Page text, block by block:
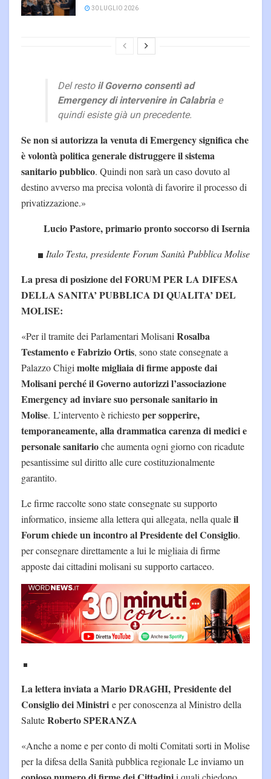
30 LUGLIO 2026
Del restoil Governo consentì ad
Emergency di intervenire in Calabriae
quindi esiste già un precedente.
Se non si autorizza la venuta di Emergency significa che
è volontà politica generale distruggere il sistema
sanitario pubblico. Quindi non sarà un caso dovuto al
destino avverso ma precisa volontà di favorire il processo di
privatizzazione.»
Lucio Pastore, primario pronto soccorso di Isernia
Italo Testa, presidente Forum Sanità Pubblica Molise
La presa di posizione del FORUM PER LA DIFESA
DELLA SANITA’ PUBBLICA DI QUALITA’ DEL
MOLISE:
«Per il tramite dei Parlamentari MolisaniRosalba
Testamento e Fabrizio Ortis, sono state consegnate a
Palazzo Chigimolte migliaia di firme apposte dai
Molisani perché il Governo autorizzi l’associazione
Emergency ad inviare suo personale sanitario in
Molise. L’intervento è richiestoper sopperire,
temporaneamente, alla drammatica carenza di medici e
personale sanitarioche aumenta ogni giorno con ricadute
pesantissime sul diritto alle cure costituzionalmente
garantito.
Le firme raccolte sono state consegnate su supporto
informatico, insieme alla lettera qui allegata, nella qualeil
Forum chiede un incontro al Presidente del Consiglio.
per consegnare direttamente a lui le migliaia di firme
apposte dai cittadini molisani su supporto cartaceo.
La lettera inviata a Mario DRAGHI, Presidente del
Consiglio dei Ministri e per conoscenza al Ministro della
SaluteRoberto SPERANZA
«Anche a nome e per conto di molti Comitati sorti in Molise
per la difesa della Sanità pubblica regionale Le inviamo un